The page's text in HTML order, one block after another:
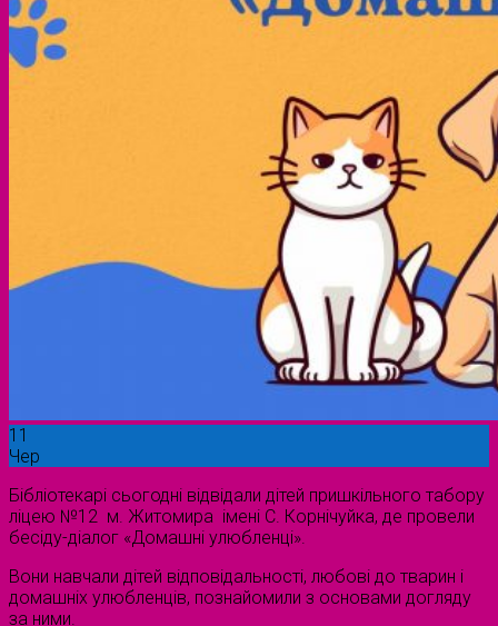
11
Чер
Бібліотекарі сьогодні відвідали дітей пришкільного табору
ліцею №12 м. Житомира імені С. Корнічуйка, де провели
бесіду-діалог «Домашні улюбленці».
Вони навчали дітей відповідальності, любові до тварин і
домашніх улюбленців, познайомили з основами догляду
за ними.